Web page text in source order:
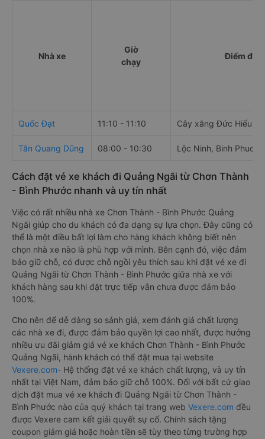
Tân Quang Dũng 08:00 - 10:30
Cách đặt vé xe khách đi Quảng Ngãi từ Chơn Thành
- Bình Phước nhanh và uy tín nhất
Việc có rất nhiều nhà xe Chơn Thành - Bình Phước Quảng
Ngãi giúp cho du khách có đa dạng sự lựa chọn. Đây cũng có
thể là một điều bất lợi làm cho hàng khách không biết nên
chọn nhà xe nào là phù hợp với mình. Bên cạnh đó, việc đảm
bảo giữ chỗ, có được chỗ ngồi yêu thích sau khi đặt vé xe đi
Quảng Ngãi từ Chơn Thành - Bình Phước giữa nhà xe với
khách hàng sau khi đặt trực tiếp vẫn chưa được đảm bảo
100%.
Cho nên để dễ dàng so sánh giá, xem đánh giá chất lượng
các nhà xe đi, được đảm bảo quyền lợi cao nhất, được hưởng
nhiều ưu đãi giảm giá vé xe khách Chơn Thành - Bình Phước
Quảng Ngãi, hành khách có thể đặt mua tại website
Vexere.com - Hệ thống đặt vé xe khách chất lượng, và uy tín
nhất tại Việt Nam, đảm bảo giữ chỗ 100%. Đối với bất cứ giao